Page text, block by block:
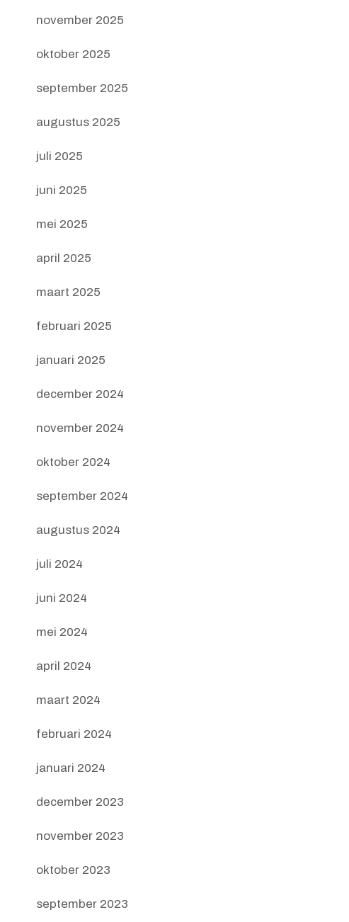
november 2025
oktober 2025
september 2025
augustus 2025
juli 2025
juni 2025
mei 2025
april 2025
maart 2025
februari 2025
januari 2025
december 2024
november 2024
oktober 2024
september 2024
augustus 2024
juli 2024
juni 2024
mei 2024
april 2024
maart 2024
februari 2024
januari 2024
december 2023
november 2023
oktober 2023
september 2023